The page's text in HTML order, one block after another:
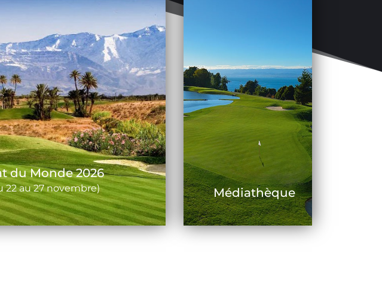
du Monde 2026
22 au 27 novembre) Médiathèque